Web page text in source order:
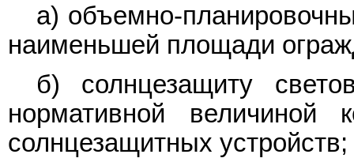
а) объемно-
наименьшей площади
б) солнцезащиту
нормативной величиной
солнцезащитных устройств;